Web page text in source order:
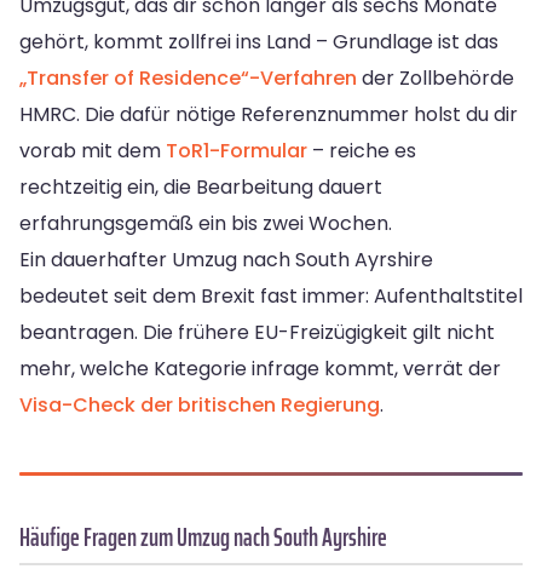
gehört, kommt zollfrei ins Land – Grundlage ist das
„Transfer of Residence“-Verfahren der Zollbehörde
HMRC. Die dafür nötige Referenznummer holst du dir
vorab mit dem ToR1-Formular – reiche es
rechtzeitig ein, die Bearbeitung dauert
erfahrungsgemäß ein bis zwei Wochen.
Ein dauerhafter Umzug nach South Ayrshire
bedeutet seit dem Brexit fast immer: Aufenthaltstitel
beantragen. Die frühere EU-Freizügigkeit gilt nicht
mehr, welche Kategorie infrage kommt, verrät der
Visa-Check der britischen Regierung.
Häufige Fragen zum Umzug nach South Ayrshire